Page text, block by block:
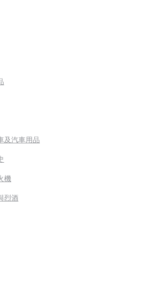
及汽車用品
機
烈酒